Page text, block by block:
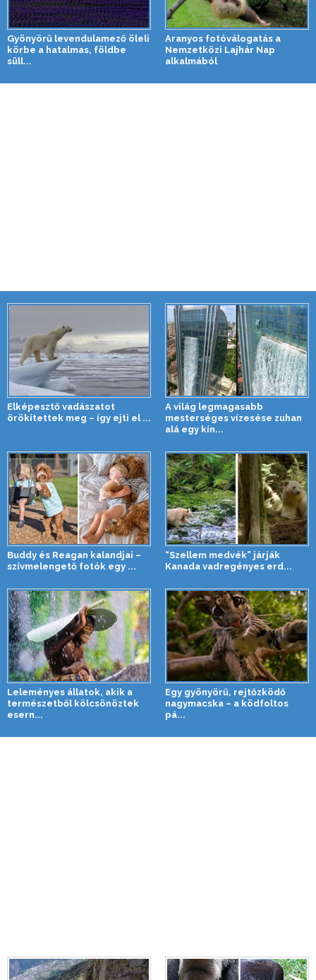
Gyönyörű levendulamező öleli
körbe a hatalmas, földbe
süll...
Aranyos fotóválogatás a
Nemzetközi Lajhár Nap
alkalmából
Elképesztő vadászatot
örökítettek meg – így ejti el ...
A világ legmagasabb
mesterséges vízesése zuhan
alá egy kín...
Buddy és Reagan kalandjai –
szívmelengető fotók egy ...
“Szellem medvék” járják
Kanada vadregényes erd...
Leleményes állatok, akik a
természetből kölcsönöztek
esern...
Egy gyönyörű, rejtőzködő
nagymacska – a ködfoltos
pá...